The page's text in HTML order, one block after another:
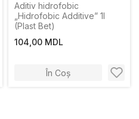
Aditiv hidrofobic
„Hidrofobic Additive” 1l
(Plast Bet)
104,00 MDL
În Coș